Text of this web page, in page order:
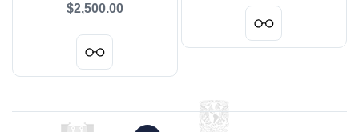
$2,500.00